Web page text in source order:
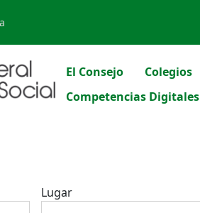
El Consejo Colegios
Competencias Digitales
Lugar